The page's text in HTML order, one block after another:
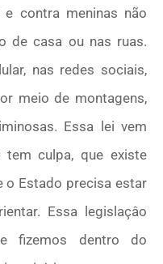
e contra meninas não
de casa ou nas ruas.
nas redes sociais,
meio de montagens,
Essa lei vem
culpa, que existe
o Estado precisa estar
Essa legislaçâo
fizemos dentro do